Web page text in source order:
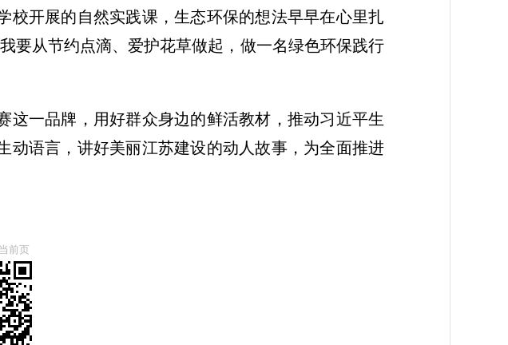
校开展的自然实践课，生态环保的想法早早在心里扎
要从节约点滴、爱护花草做起，做一名绿色环保践行
一品牌，用好群众身边的鲜活教材，推动习近平生
动语言，讲好美丽江苏建设的动人故事，为全面推进
前页